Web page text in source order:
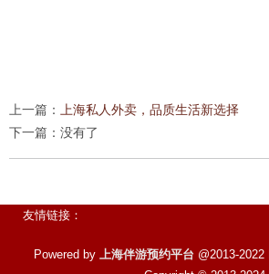
上一篇：
上海私人外卖，品质生活新选择
下一篇：没有了
友情链接：
Powered by 上海伴游预约平台 @2013-2022